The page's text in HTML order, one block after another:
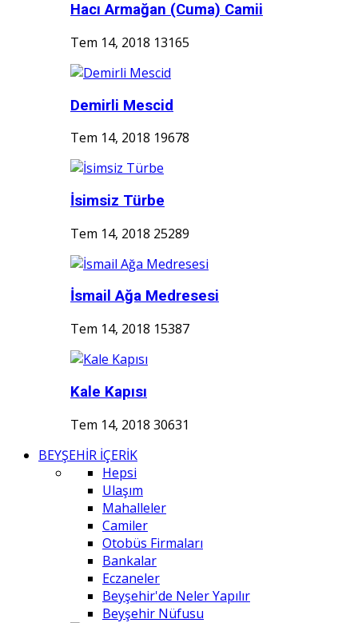
Hacı Armağan (Cuma) Camii
Tem 14, 2018 13165
Demirli Mescid
Tem 14, 2018 19678
İsimsiz Türbe
Tem 14, 2018 25289
İsmail Ağa Medresesi
Tem 14, 2018 15387
Kale Kapısı
Tem 14, 2018 30631
BEYŞEHİR İÇERİK
Hepsi
Ulaşım
Mahalleler
Camiler
Otobüs Firmaları
Bankalar
Eczaneler
Beyşehir'de Neler Yapılır
Beyşehir Nüfusu